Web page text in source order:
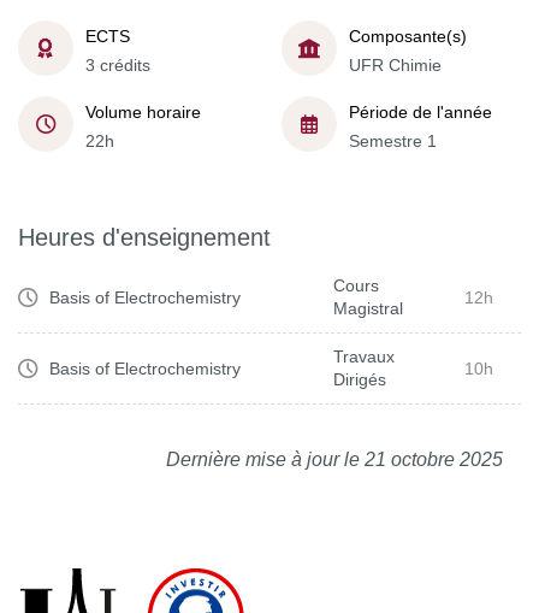
ECTS
3 crédits
Composante(s)
UFR Chimie
Volume horaire
22h
Période de l'année
Semestre 1
Heures d'enseignement
Basis of Electrochemistry
Cours
Magistral
12h
Basis of Electrochemistry
Travaux
Dirigés
10h
Dernière mise à jour le 21 octobre 2025